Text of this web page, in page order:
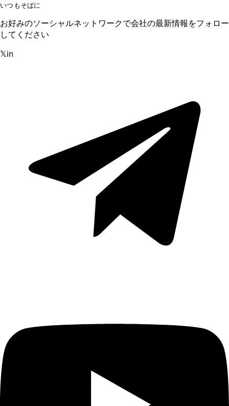
いつもそばに
お好みのソーシャルネットワークで会社の最新情報をフォロー
してください
𝕏in